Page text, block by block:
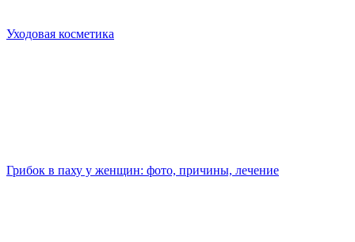
Уходовая косметика
Грибок в паху у женщин: фото, причины, лечение